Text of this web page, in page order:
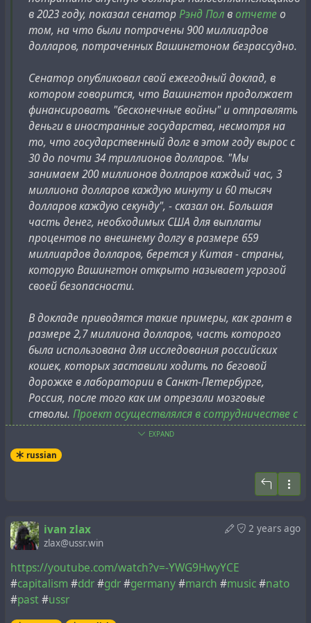
Аарон Шварц был научным сотрудником в Центре
этики Эдмонда Дж. Сафры, в Гарварде и в Израиле.
Сафрой (которая дружит с принцем Чарльзом и о
связях которых было написано покойным
Домиником Данном в Vanity Fair).
Эдмонд Сафра был банкиром (который
таинственно умер у себя дома в Монако, несмотря
на работу службы безопасности миллиардера;
Доминик Данн писал о том, что его убили).
Подобную информацию
подтверждали и другие
По словам бывшего агента ЦРУРоберта Стила,
незадолго до своей смерти Шварц взломал
компьютеры Массачусетского технологического
порнографией.
Видео–интервью, в котором Стил сделал это
заявлениебыло опубликовано здесь, но позже
аккаунт опубликовавший это видео был
заблокирован.
В последующие годы, в связи с делом
Эпштейна
сотрудничестве скандального финансиста с MIT:
медиа–лаборатория MIT знала о статусе
Эпштейна как осужденного сексуального
преступника, и что Эпштейн направлял в
лабораторию взносы, значительно превышающие
суммы, которые MIT признал публично.
в 2023 году, показал сенаторРэнд Полвотчете о
том, на что были потрачены 900 миллиардов
долларов, потраченных Вашингтоном безрассудно.
Сенатор опубликовал свой ежегодный доклад, в
котором говорится, что Вашингтон продолжает
финансировать "бесконечные войны" и отправлять
деньги в иностранные государства, несмотря на
то, что государственный долг в этом году вырос с
30 до почти 34 триллионов долларов. "Мы
занимаем 200 миллионов долларов каждый час, 3
миллиона долларов каждую минуту и 60 тысяч
долларов каждую секунду", - сказал он. Большая
часть денег, необходимых США для выплаты
процентов по внешнему долгу в размере 659
миллиардов долларов, берется у Китая - страны,
которую Вашингтон открыто называет угрозой
своей безопасности.
В докладе приводятся такие примеры, как грант в
размере 2,7 миллиона долларов, часть которого
была использована для исследования российских
кошек, которых заставили ходить по беговой
дорожке в лаборатории в Санкт-Петербурге,
Россия, после того как им отрезали мозговые
стволы.Проект осуществлялся в сотрудничестве с
российскими учеными, которые получали
финансирование из США.
, в ходе
помощью инъекций женских гормонов. После
приема гормонов, биопсии насильственно
на предмет того, насколько они восприимчивы к
заражению СПИДом.
EXPAND
russian
2 years ago
ivan zlax
zlax@ussr.win
https://youtube.com/watch?v=-YWG9HwyYCE
#capitalism #ddr#gdr#germany#march #music#nato
#past #ussr